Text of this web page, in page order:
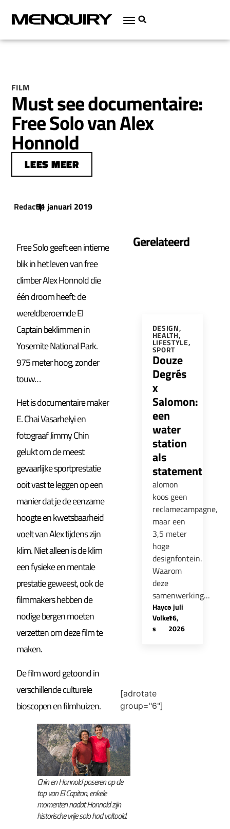
FILM
Must see documentaire:
Free Solo van Alex
Honnold
LEES MEER
Redactie
|
31 januari 2019
Free Solo geeft een intieme
blik in het leven van free
climber Alex Honnold die
één droom heeft: de
wereldberoemde El
Captain beklimmen in
Yosemite National Park.
975 meter hoog, zonder
touw…
Het is documentaire maker
E. Chai Vasarhelyi en
fotograaf Jimmy Chin
gelukt om de meest
gevaarlijke sportprestatie
ooit vast te leggen op een
manier dat je de eenzame
hoogte en kwetsbaarheid
voelt van Alex tijdens zijn
klim. Niet alleen is de klim
een fysieke en mentale
prestatie geweest, ook de
filmmakers hebben de
nodige bergen moeten
verzetten om deze film te
maken.
De film word getoond in
verschillende culturele
bioscopen en filmhuizen.
Chin en Honnold poseren op de
top van El Capitan, enkele
momenten nadat Honnold zijn
historische vrije solo had voltooid.
[adrotate
group="6"]
Gerelateerd
DESIGN,
HEALTH,
LIFESTYLE,
SPORT
Douze
Degrés
x
Salomon:
een
water
station
als
statement
alomon
koos geen
reclamecampagne,
maar een
3,5 meter
hoge
designfontein.
Waarom
deze
samenwerking…
Hayco
Volker
s
-juli
16,
2026